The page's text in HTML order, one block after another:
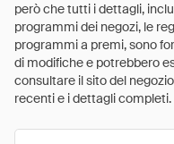
però che tutti i dettagli,
programmi dei negozi, le
programmi a premi, sono
di modifiche e potrebbero
consultare il sito del
recenti e i dettagli completi.